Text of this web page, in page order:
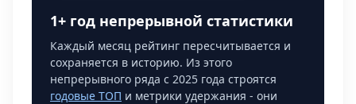
1+ год непрерывной статистики
Каждый месяц рейтинг пересчитывается и
сохраняется в историю. Из этого
непрерывного ряда с 2025 года строятся
годовые ТОП и метрики удержания - они